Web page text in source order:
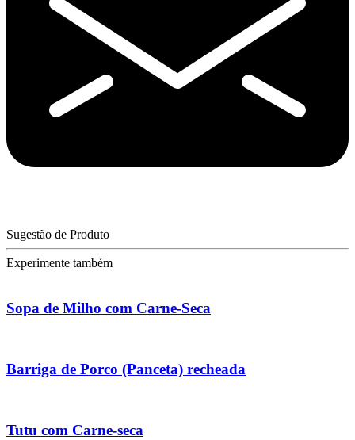
Sugestão de Produto
Experimente também
Sopa de Milho com Carne-Seca
Barriga de Porco (Panceta) recheada
Tutu com Carne-seca